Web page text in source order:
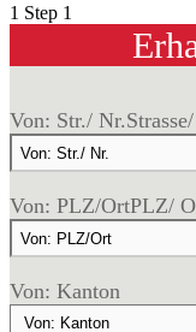
1 Step 1
Von: Str./ Nr.
Von: PLZ/OrtPLZ/
Von: Kanton